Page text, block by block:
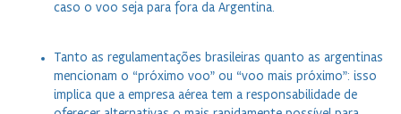
caso o voo seja para fora da Argentina.
Tanto as regulamentações brasileiras quanto as argentinas
mencionam o “próximo voo” ou “voo mais próximo”: isso
implica que a empresa aérea tem a responsabilidade de